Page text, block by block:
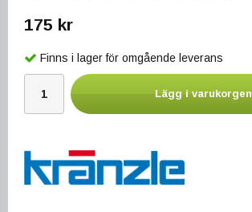
175 kr
Finns i lager för omgående leverans
Lägg i varukorgen